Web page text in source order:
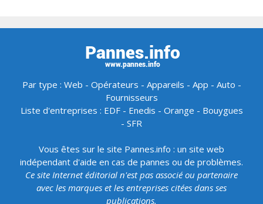
Par type : Web - Opérateurs - Appareils - App - Auto -
Fournisseurs
Liste d'entreprises : EDF- Enedis - Orange - Bouygues
- SFR
Vous êtes sur le site Pannes.info : un site web
indépendant d'aide en cas de pannes ou de problèmes.
Ce site Internet éditorial n'est pas associé ou partenaire
avec les marques et les entreprises citées dans ses
publications.